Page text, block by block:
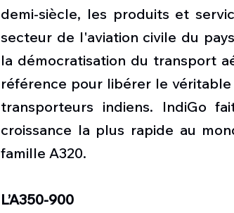
demi-siècle, les produits et
secteur de l'aviation civile du
la démocratisation du transport
référence pour libérer le
transporteurs indiens. IndiGo
croissance la plus rapide au
famille A320.
L’A350-900